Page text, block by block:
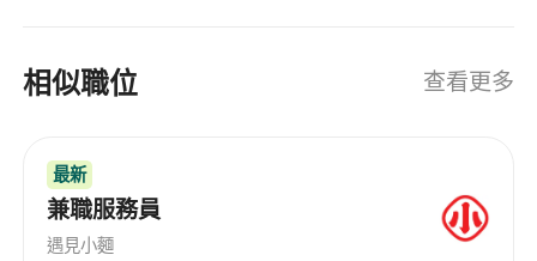
相似職位 查看更多
最新
兼職服務員
遇見小麵